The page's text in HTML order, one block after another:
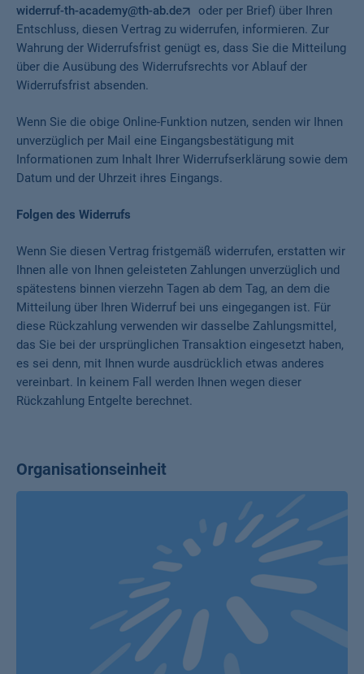
widerruf-th-academy@th-ab.de
oder per Brief) über Ihren
Entschluss, diesen Vertrag zu widerrufen, informieren. Zur
Wahrung der Widerrufsfrist genügt es, dass Sie die Mitteilung
über die Ausübung des Widerrufsrechts vor Ablauf der
Widerrufsfrist absenden.
Wenn Sie die obige Online-Funktion nutzen, senden wir Ihnen
unverzüglich per Mail eine Eingangsbestätigung mit
Informationen zum Inhalt Ihrer Widerrufserklärung sowie dem
Datum und der Uhrzeit ihres Eingangs.
Folgen des Widerrufs
Wenn Sie diesen Vertrag fristgemäß widerrufen, erstatten wir
Ihnen alle von Ihnen geleisteten Zahlungen unverzüglich und
spätestens binnen vierzehn Tagen ab dem Tag, an dem die
Mitteilung über Ihren Widerruf bei uns eingegangen ist. Für
diese Rückzahlung verwenden wir dasselbe Zahlungsmittel,
das Sie bei der ursprünglichen Transaktion eingesetzt haben,
es sei denn, mit Ihnen wurde ausdrücklich etwas anderes
vereinbart. In keinem Fall werden Ihnen wegen dieser
Rückzahlung Entgelte berechnet.
Organisationseinheit